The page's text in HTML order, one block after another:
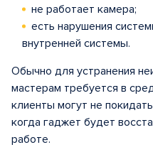
не работает камера;
есть нарушения
внутренней системы.
Обычно для устранения
мастерам требуется в
клиенты могут не
когда гаджет будет
работе.